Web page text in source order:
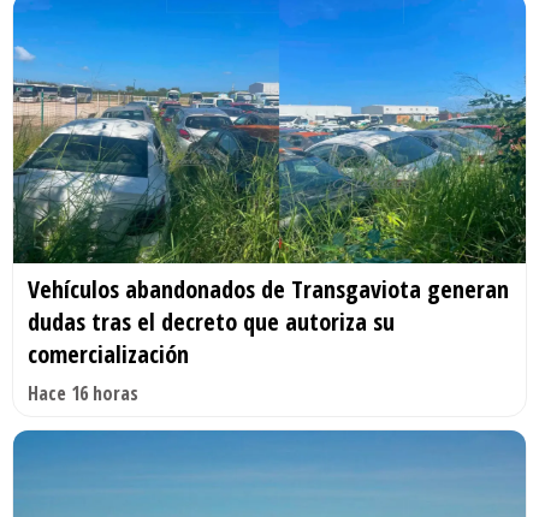
Vehículos abandonados de Transgaviota generan
dudas tras el decreto que autoriza su
comercialización
Hace 16 horas